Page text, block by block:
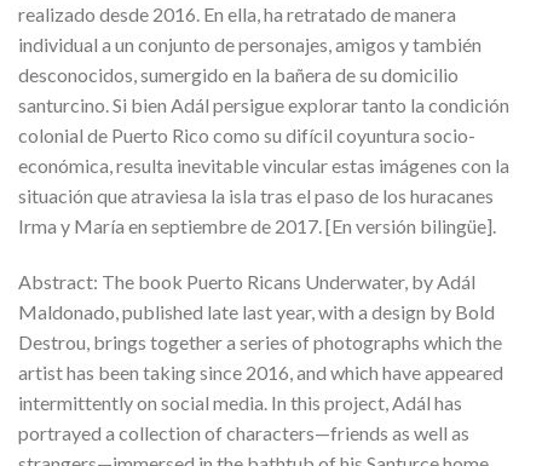
realizado desde 2016. En ella, ha retratado de manera
individual a un conjunto de personajes, amigos y también
desconocidos, sumergido en la bañera de su domicilio
santurcino. Si bien Adál persigue explorar tanto la condición
colonial de Puerto Rico como su difícil coyuntura socio-
económica, resulta inevitable vincular estas imágenes con la
situación que atraviesa la isla tras el paso de los huracanes
Irma y María en septiembre de 2017. [En versión bilingüe].
Abstract: The book Puerto Ricans Underwater, by Adál
Maldonado, published late last year, with a design by Bold
Destrou, brings together a series of photographs which the
artist has been taking since 2016, and which have appeared
intermittently on social media. In this project, Adál has
portrayed a collection of characters—friends as well as